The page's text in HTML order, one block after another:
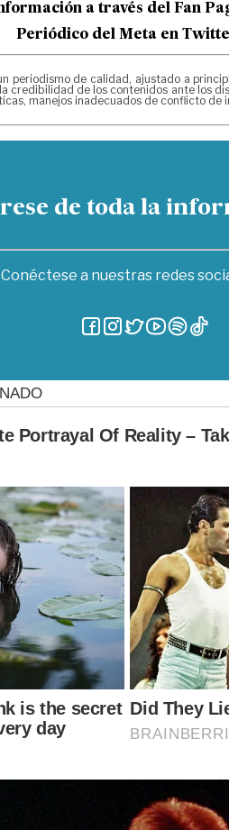
a través del Fan
Periódico del Meta en
periodismo de calidad, ajustado a
credibilidad de los contenidos ante los
manejos inadecuados de conflicto
de toda la
Conéctese a nuestras redes